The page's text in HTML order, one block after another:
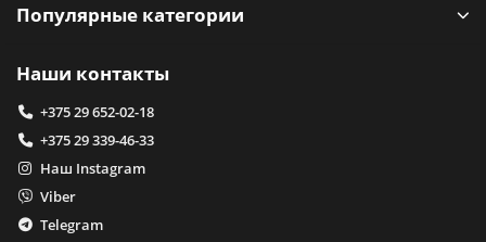
Популярные категории
Наши контакты
+375 29 652-02-18
+375 29 339-46-33
Наш Instagram
Viber
Telegram